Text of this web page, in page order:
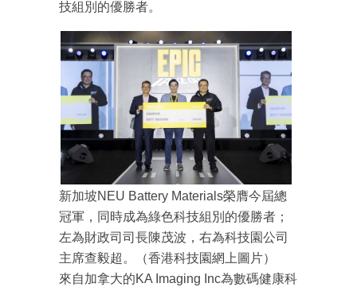
技組別的優勝者。
新加坡NEU Battery Materials榮膺今屆總
冠軍，同時成為綠色科技組別的優勝者；
左為財政司司長陳茂波，右為科技園公司
主席查毅超。（香港科技園網上圖片）
來自加拿大的KA Imaging Inc為數碼健康科